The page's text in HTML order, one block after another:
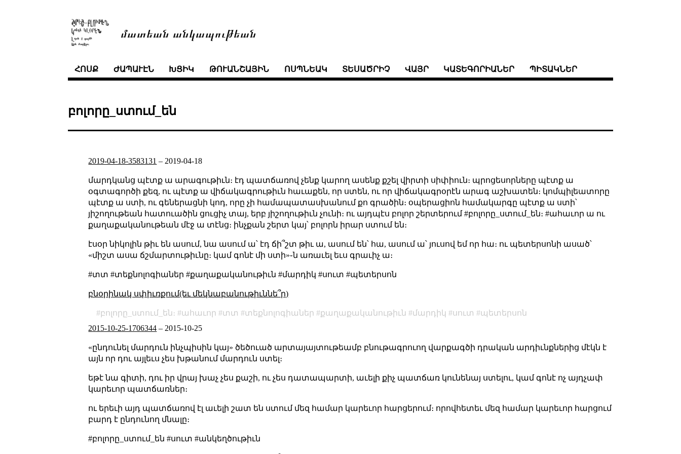
մատեան անկապութեան
ՀՈՍՔ ԺԱՊԱՒԷՆ ԽՑԻԿ ԹՈՒԱՆՇԱՅԻՆ ՈՍՊՆԵԱԿ ՏԵՍԱԾՐԻՉ ՎԱՅՐ ԿԱՏԵԳՈՐԻԱՆԵՐ ՊԻՏԱԿՆԵՐ
բոլորը_ստում_են
2019-04-18-3583131 – 2019-04-18
մարդկանց պէտք ա արագութիւն։ էդ պատճառով չենք կարող ասենք քշել վիրտի սիփիուն։ պրոցեսորները պէտք ա
օգտագործի քեզ, ու պէտք ա վիճակագրութիւն հաւաքեն, որ ստեն, ու որ վիճակագրօրէն արագ աշխատեն։ կոմպիլեատորը
պէտք ա ստի, ու գեներացնի կոդ, որը չի համապատասխանում քո գրածին։ օպերացիոն համակարգը պէտք ա ստի՝
յիշողութեան հատուածին ցուցիչ տայ, երբ յիշողութիւն չունի։ ու այդպէս բոլոր շերտերում #բոլորը_ստում_են։ #ահաւոր ա ու
քաղաքականութեան մէջ ա տէնց։ ինչքան շերտ կայ՝ բոլորն իրար ստում են։
էսօր նիկոլին թիւ են ասում, նա ասում ա՝ էդ ճի՞շտ թիւ ա, ասում են՝ հա, ասում ա՝ յուսով եմ որ հա։ ու պետերսոնի ասած՝
«միշտ ասա ճշմարտութիւնը։ կամ գոնէ մի ստի»֊ն առաւել եւս գրաւիչ ա։
#տտ #տեքնոլոգիաներ #քաղաքականութիւն #մարդիկ #սուտ #պետերսոն
բնօրինակ սփիւռքում(եւ մեկնաբանութիւննե՞ր)
բոլորը_ստում_են։ ահաւոր տտ տեքնոլոգիաներ քաղաքականութիւն մարդիկ սուտ
պետերսոն
2015-10-25-1706344 – 2015-10-25
«ընդունել մարդուն ինչպիսին կայ» ծեծուած արտայայտութեամբ բնութագրուող վարքագծի դրական արդիւնքներից մէկն է
այն որ դու այլեւս չես խթանում մարդուն ստել։
եթէ նա գիտի, դու իր վրայ խաչ չես քաշի, ու չես դատապարտի, աւելի քիչ պատճառ կունենայ ստելու, կամ գոնէ ոչ այդչափ
կարեւոր պատճառներ։
ու երեւի այդ պատճառով էլ աւելի շատ են ստում մեզ համար կարեւոր հարցերում։ որովհետեւ մեզ համար կարեւոր հարցում
բարդ է ընդունող մնալը։
#բոլորը_ստում_են #սուտ #անկեղծութիւն